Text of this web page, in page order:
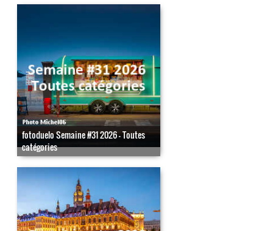
fotoduelo Semaine #31 2026 - Toutes
catégories